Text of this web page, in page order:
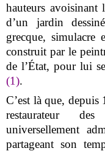
hauteurs avoisinant
d’un jardin
grecque, simulacre
construit par le
de l’État, pour lui
(1).
C’est là que,
restaurateur
universellement
partageant son